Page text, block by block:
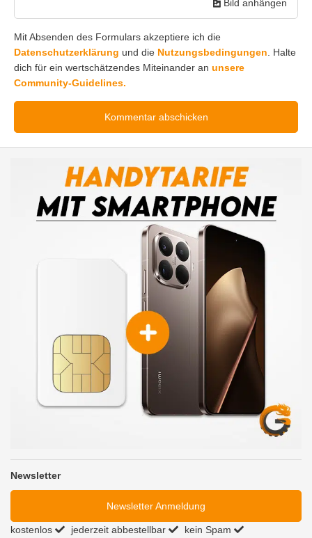
Bild anhängen
Mit Absenden des Formulars akzeptiere ich die
Datenschutzerklärung und die Nutzungsbedingungen. Halte
dich für ein wertschätzendes Miteinander an unsere
Community-Guidelines.
Newsletter
Newsletter Anmeldung
kostenlos jederzeit abbestellbar kein Spam